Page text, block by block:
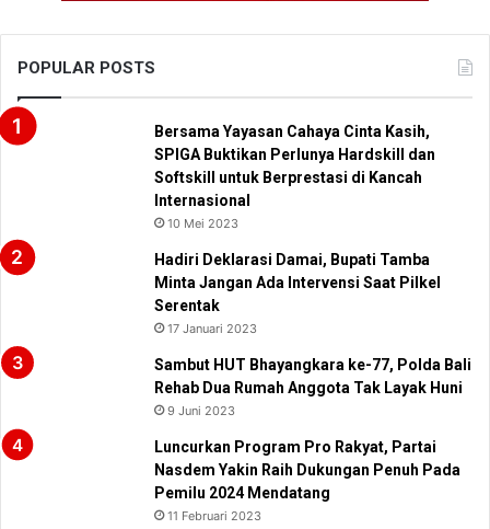
POPULAR POSTS
Bersama Yayasan Cahaya Cinta Kasih,
SPIGA Buktikan Perlunya Hardskill dan
Softskill untuk Berprestasi di Kancah
Internasional
10 Mei 2023
Hadiri Deklarasi Damai, Bupati Tamba
Minta Jangan Ada Intervensi Saat Pilkel
Serentak
17 Januari 2023
Sambut HUT Bhayangkara ke-77, Polda Bali
Rehab Dua Rumah Anggota Tak Layak Huni
9 Juni 2023
Luncurkan Program Pro Rakyat, Partai
Nasdem Yakin Raih Dukungan Penuh Pada
Pemilu 2024 Mendatang
11 Februari 2023